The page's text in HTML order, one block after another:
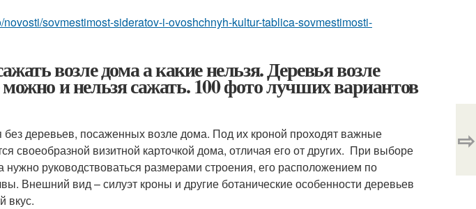
sovmestimost-sideratov-i-ovoshchnyh-kultur-tablica-sovmestimosti-
возле дома а какие нельзя. Деревья возле
и нельзя сажать. 100 фото лучших вариантов
деревьев, посаженных возле дома. Под их кроной проходят важные
своеобразной визитной карточкой дома, отличая его от других. При выборе
руководствоваться размерами строения, его расположением по
Внешний вид – силуэт кроны и другие ботанические особенности деревьев
вкус.
⇨